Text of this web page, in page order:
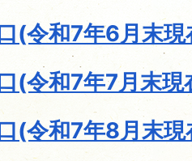
(令和7年6月末現
(令和7年7月末現
(令和7年8月末現